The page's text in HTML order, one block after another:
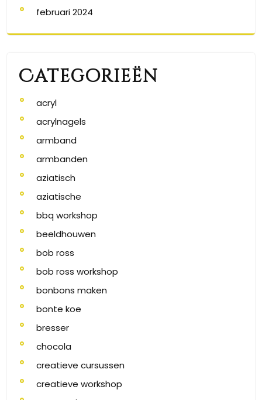
februari 2024
Categorieën
acryl
acrylnagels
armband
armbanden
aziatisch
aziatische
bbq workshop
beeldhouwen
bob ross
bob ross workshop
bonbons maken
bonte koe
bresser
chocola
creatieve cursussen
creatieve workshop